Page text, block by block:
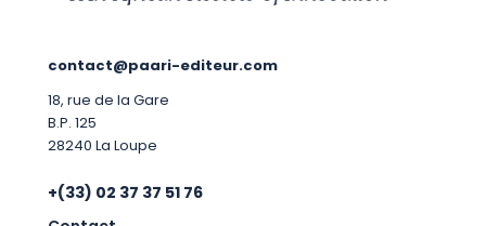
contact@paari-editeur.com
18, rue de la Gare
B.P. 125
28240 La Loupe
+(33) 02 37 37 51 76